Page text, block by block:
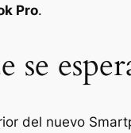
Pro.
se
del nuevo